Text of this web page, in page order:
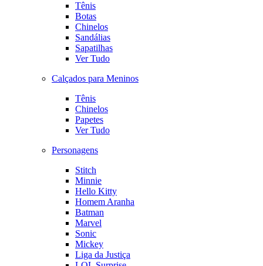
Tênis
Botas
Chinelos
Sandálias
Sapatilhas
Ver Tudo
Calçados para Meninos
Tênis
Chinelos
Papetes
Ver Tudo
Personagens
Stitch
Minnie
Hello Kitty
Homem Aranha
Batman
Marvel
Sonic
Mickey
Liga da Justiça